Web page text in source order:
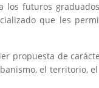
los futuros
que les
propuesta de
el territorio,